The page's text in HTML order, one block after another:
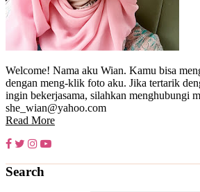
Welcome! Nama aku Wian. Kamu bisa
dengan meng-klik foto aku. Jika tertarik
ingin bekerjasama, silahkan menghubungi
she_wian@yahoo.com
Read More
Search